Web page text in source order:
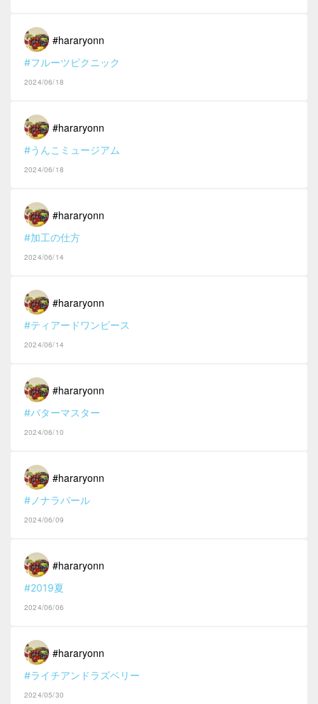
#hararyonn
#フルーツピクニック
2024/06/18
#hararyonn
#うんこミュージアム
2024/06/18
#hararyonn
#加工の仕方
2024/06/14
#hararyonn
#ティアードワンピース
2024/06/14
#hararyonn
#バターマスター
2024/06/10
#hararyonn
#ノナラパール
2024/06/09
#hararyonn
#2019夏
2024/06/06
#hararyonn
#ライチアンドラズベリー
2024/05/30